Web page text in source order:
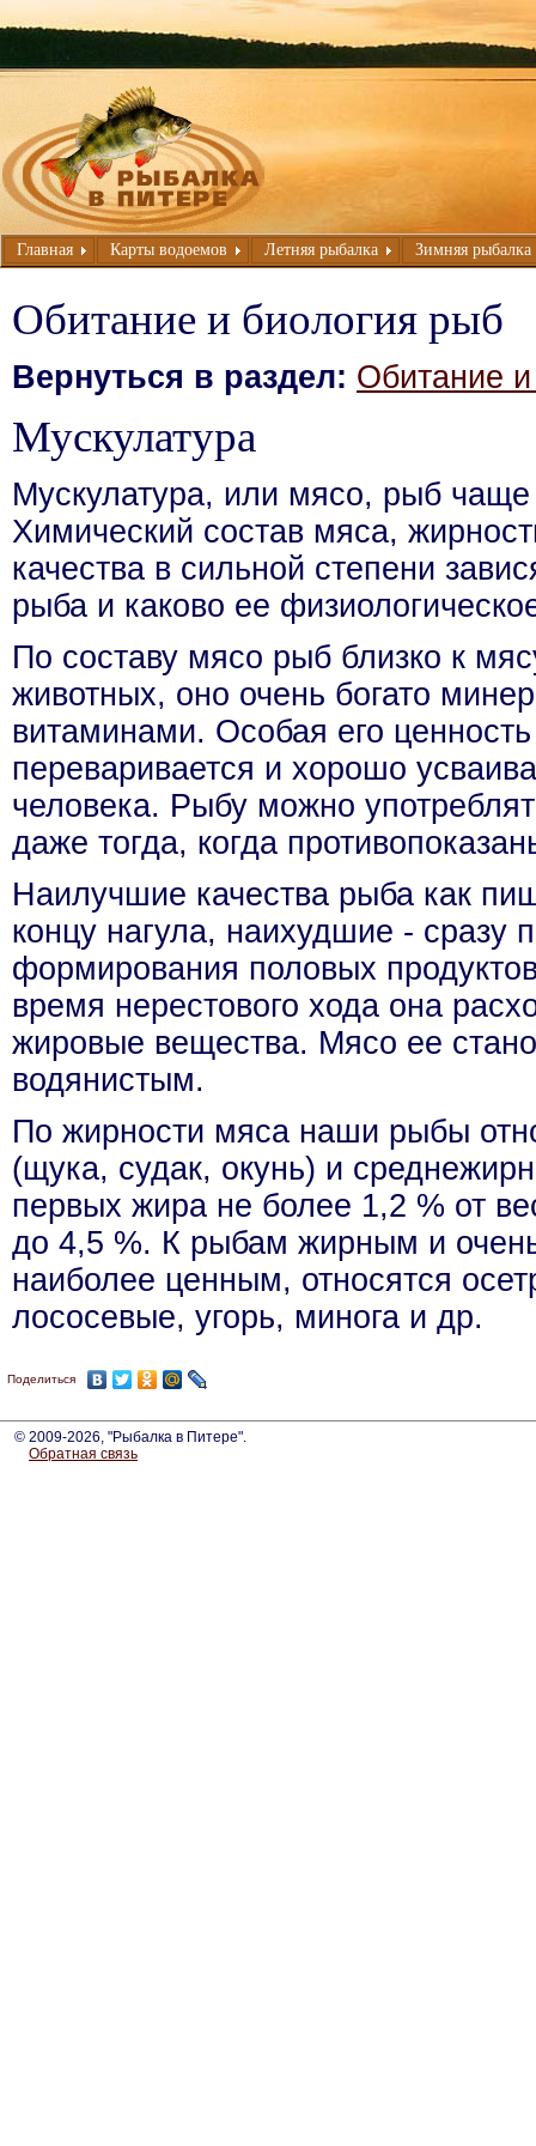
Главная Карты водоемов Летняя рыбалка Зимняя рыбалка
Обитание и биология рыб
Вернуться в раздел: Обитание
Мускулатура
Мускулатура, или мясо, рыб чаще
Химический состав мяса,
качества в сильной степени
рыба и каково ее
По составу мясо рыб близко к
животных, оно очень богато
витаминами. Особая его
переваривается и хорошо
человека. Рыбу можно
даже тогда, когда
Наилучшие качества рыба как
концу нагула, наихудшие - сразу
формирования половых
время нерестового хода она
жировые вещества. Мясо ее
водянистым.
По жирности мяса наши рыбы
(щука, судак, окунь) и
первых жира не более 1,2 % от
до 4,5 %. К рыбам жирным и
наиболее ценным, относятся
лососевые, угорь, минога и др.
Поделиться
© 2009-2026, "Рыбалка в Питере".
Обратная связь